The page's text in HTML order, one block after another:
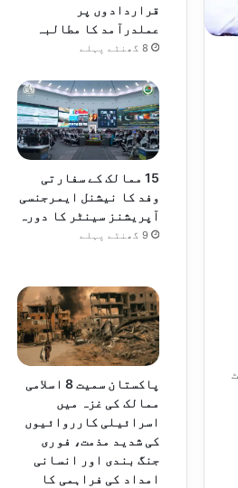
قراردادوں پر
عملدرآمد کا مطالبہ
8 گھنٹے پہلے
15 ممالک کے سفارتی
وفد کا نیشنل ایمرجنسی
آپریشنز سینٹر کا دورہ
9 گھنٹے پہلے
پاکستان سمیت 8 اسلامی
ممالک کی غزہ میں
اسرائیلی کارروائیوں
کی شدید مذمت، فوری
جنگ بندی اور انسانی
امداد کی فراہمی کا